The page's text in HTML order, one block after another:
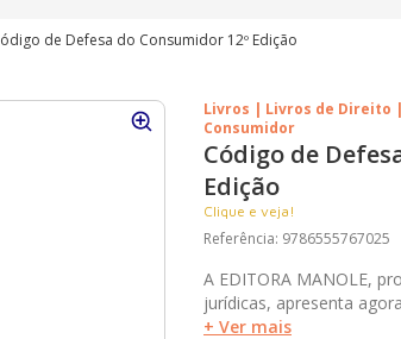
de Defesa do Consumidor 12º Edição
Livros | Livros de Direito
Consumidor
Código de
Edição
Clique e veja!
Referência: 9786555767025
A EDITORA MANOLE,
jurídicas, apresenta
o Código de Defesa do
+ Ver mais